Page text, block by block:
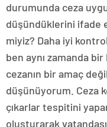
durumunda ceza
düşündüklerini ifade
miyiz? Daha iyi
ben aynı zamanda
cezanın bir amaç
düşünüyorum. Ceza
çıkarlar tespitini
oluşturarak